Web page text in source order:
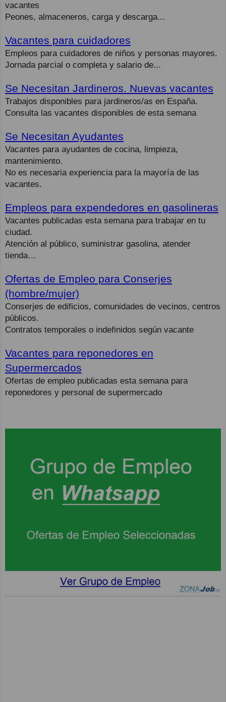
vacantes
Peones, almaceneros, carga y descarga...
Vacantes para cuidadores
Empleos para cuidadores de niños y personas mayores.
Jornada parcial o completa y salario de...
Se Necesitan Jardineros. Nuevas vacantes
Trabajos disponibles para jardineros/as en España.
Consulta las vacantes disponibles de esta semana
Se Necesitan Ayudantes
Vacantes para ayudantes de cocina, limpieza,
mantenimiento.
No es necesaria experiencia para la mayoría de las
vacantes.
Empleos para expendedores en gasolineras
Vacantes publicadas esta semana para trabajar en tu
ciudad.
Atención al público, suministrar gasolina, atender
tienda…
Ofertas de Empleo para Conserjes
(hombre/mujer)
Conserjes de edificios, comunidades de vecinos, centros
públicos.
Contratos temporales o indefinidos según vacante
Vacantes para reponedores en
Supermercados
Ofertas de empleo publicadas esta semana para
reponedores y personal de supermercado